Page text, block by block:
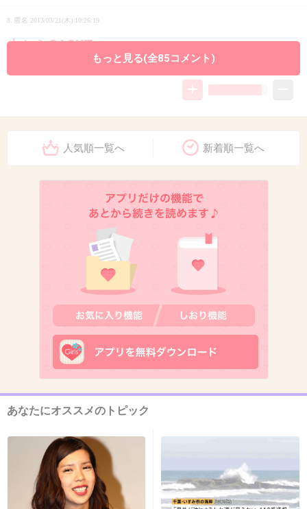
8. 匿名 2013/03/21(木) 10:26:19
上からGACKT
Gacktさんは、サプライズがお好きですね
整形してるくせに何語ってんのｗ
2013/03/21(木) 10:26:41
マルサになりたい！と言う生徒がいたらいいw
+24 -4
2013/03/21(木) 10:27:00
Gackt知らない子も多いだろうね
+9 -4
もっと見る(全85コメント)
人気順一覧へ 新着順一覧へ
あなたにオススメのトピック